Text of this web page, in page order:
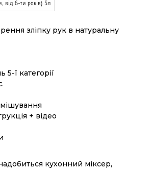
від 6-ти років) 5л
зліпку рук в натуральну
ї категорії
+ відео
кухонний міксер,